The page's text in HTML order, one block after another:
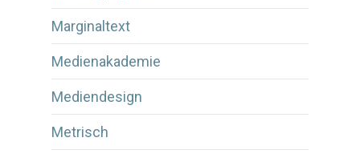
Marginaltext
Medienakademie
Mediendesign
Metrisch